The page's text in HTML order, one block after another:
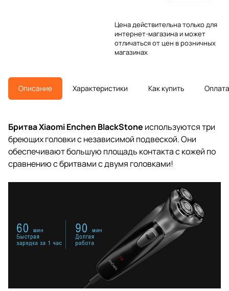
Цена действительна только для
интернет-магазина и может
отличаться от цен в розничных
магазинах
Описание Характеристики Как купить Оплата
Бритва Xiaomi Enchen BlackStone используются три
бреющих головки с независимой подвеской. Они
обеспечивают большую площадь контакта с кожей по
сравнению с бритвами с двумя головками!